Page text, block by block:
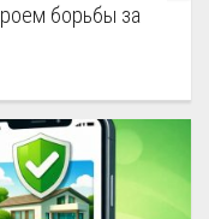
борьбы за